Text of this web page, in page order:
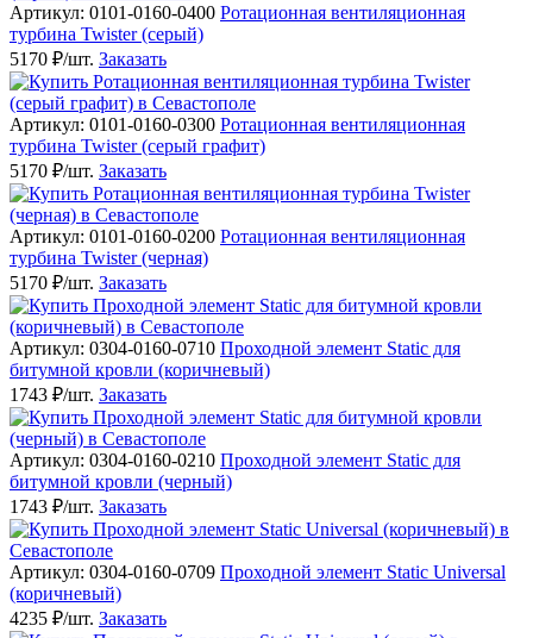
Артикул: 0101-0160-0400 Ротационная вентиляционная
турбина Twister (серый)
5170 ₽/шт. Заказать
Артикул: 0101-0160-0300 Ротационная вентиляционная
турбина Twister (серый графит)
5170 ₽/шт. Заказать
Артикул: 0101-0160-0200 Ротационная вентиляционная
турбина Twister (черная)
5170 ₽/шт. Заказать
Артикул: 0304-0160-0710 Проходной элемент Static для
битумной кровли (коричневый)
1743 ₽/шт. Заказать
Артикул: 0304-0160-0210 Проходной элемент Static для
битумной кровли (черный)
1743 ₽/шт. Заказать
Артикул: 0304-0160-0709 Проходной элемент Static Universal
(коричневый)
4235 ₽/шт. Заказать